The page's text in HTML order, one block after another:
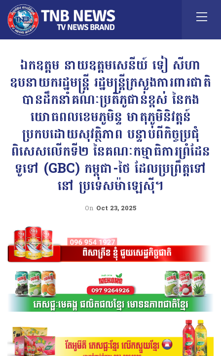
ឯកឧត្តម នាយឧត្តមសេនីយ៍ ទៀ សីហា
ឧបនាយករដ្ឋមន្ត្រី រដ្ឋមន្ត្រីក្រសួងការពារជាតិ
បានដឹកនាំគណៈប្រតិភូជាន់ខ្ពស់ នៃកង
យោធពលខេមភូមិន្ទ មាតុភូមិនិវត្តន៍
ប្រកបដោយសុវត្ថិភាព បន្ទាប់​ពីកិច្ចប្រជុំ
ពិសេសលើកទី២ នៃគណៈកម្មាធិការព្រំដែន
ទូទៅ (GBC) កម្ពុជា-ថៃ ដែលប្រព្រឹត្តទៅ
នៅ ប្រទេសម៉ាឡេស៊ី។
On Oct 23, 2025